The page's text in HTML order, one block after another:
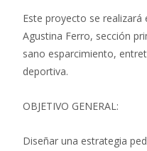
Este proyecto se realizará
Agustina Ferro, sección
sano esparcimiento,
deportiva.
OBJETIVO GENERAL:
Diseñar una estrategia